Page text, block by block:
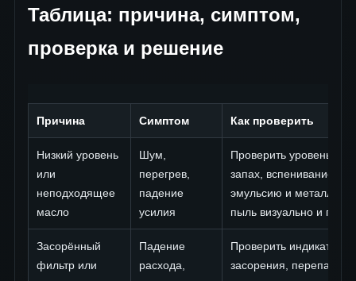
Таблица: причина, симптом,
проверка и решение
Причина Симптом Как проверить
Низкий уровень
или
неподходящее
масло
Шум,
перегрев,
падение
усилия
Проверить уровень,
запах, вспенивание,
эмульсию и
пыль визуально и по
Засорённый
фильтр или
Падение
расхода,
Проверить индикатор
засорения, перепад